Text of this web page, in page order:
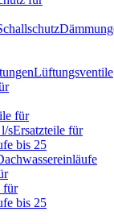
Lüftungsventile
für
sErsatzteile für
bis 25
für
bis 25